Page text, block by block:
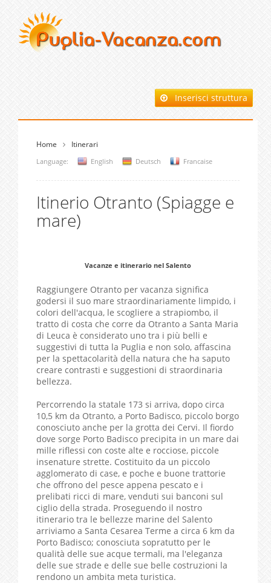
Inserisci struttura
Home Itinerari
Language: English Deutsch Francaise
Itinerio Otranto (Spiagge e
mare)
Vacanze e itinerario nel Salento
Raggiungere Otranto per vacanza significa
godersi il suo mare straordinariamente limpido, i
colori dell'acqua, le scogliere a strapiombo, il
tratto di costa che corre da Otranto a Santa Maria
di Leuca è considerato uno tra i più belli e
suggestivi di tutta la Puglia e non solo, affascina
per la spettacolarità della natura che ha saputo
creare contrasti e suggestioni di straordinaria
bellezza.
Percorrendo la statale 173 si arriva, dopo circa
10,5 km da Otranto, a Porto Badisco, piccolo borgo
conosciuto anche per la grotta dei Cervi. Il fiordo
dove sorge Porto Badisco precipita in un mare dai
mille riflessi con coste alte e rocciose, piccole
insenature strette. Costituito da un piccolo
agglomerato di case, e poche e buone trattorie
che offrono del pesce appena pescato e i
prelibati ricci di mare, venduti sui banconi sul
ciglio della strada. Proseguendo il nostro
itinerario tra le bellezze marine del Salento
arriviamo a Santa Cesarea Terme a circa 6 km da
Porto Badisco; conosciuta sopratutto per le
qualità delle sue acque termali, ma l'eleganza
delle sue strade e delle sue belle costruzioni la
rendono un ambita meta turistica.